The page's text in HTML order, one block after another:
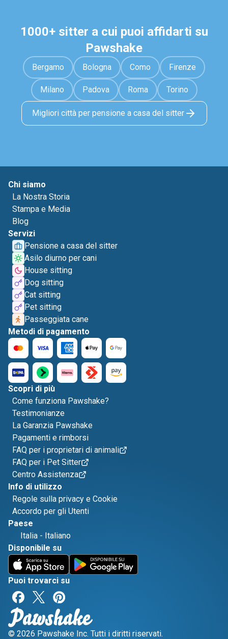
1000+ sitter a cui puoi affidarti su
Pawshake
Bergamo Bologna Como Firenze
Milano Padova Roma Torino
Migliori città per pensione a casa del sitter
Chi siamo
La Nostra Storia
Stampa e Media
Blog
Servizi
Pensione a casa del sitter
Asilo diurno per cani
House sitting
Dog sitting
Cat sitting
Pet sitting
Passeggiata cane
Metodi di pagamento
Scopri di più
Come funziona Pawshake?
Testimonianze
La Garanzia Pawshake
Pagamenti e rimborsi
FAQ per i proprietari di animali
FAQ per i Pet Sitter
Centro Assistenza
Info di utilizzo
Regole sulla privacy e Cookie
Accordo per gli Utenti
Paese
Italia - Italiano
Disponibile su
Puoi trovarci su
© 2026 Pawshake Inc. Tutti i diritti riservati.